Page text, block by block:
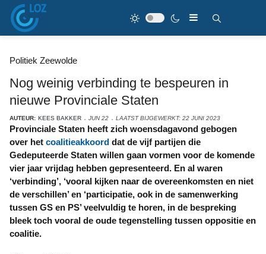
Politiek Zeewolde
Nog weinig verbinding te bespeuren in
nieuwe Provinciale Staten
AUTEUR: KEES BAKKER JUN 22 LAATST BIJGEWERKT: 22 JUNI 2023
Provinciale Staten heeft zich woensdagavond gebogen
over het coalitieakkoord dat de vijf partijen die
Gedeputeerde Staten willen gaan vormen voor de komende
vier jaar vrijdag hebben gepresenteerd. En al waren
‘verbinding’, ‘vooral kijken naar de overeenkomsten en niet
de verschillen’ en ‘participatie, ook in de samenwerking
tussen GS en PS’ veelvuldig te horen, in de bespreking
bleek toch vooral de oude tegenstelling tussen oppositie en
coalitie.